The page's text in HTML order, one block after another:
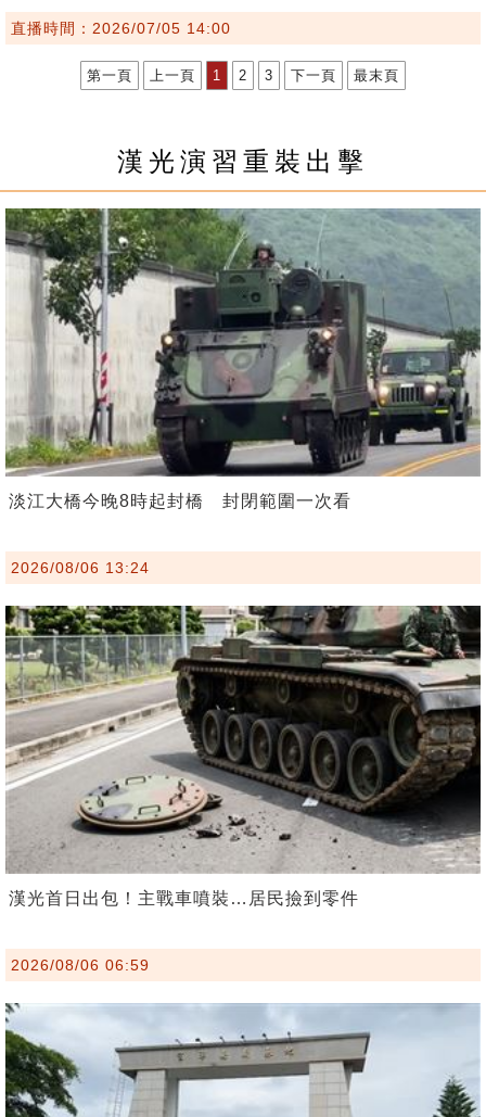
直播時間：2026/07/05 14:00
第一頁 上一頁 1 2 3 下一頁 最末頁
漢光演習重裝出擊
淡江大橋今晚8時起封橋 封閉範圍一次看
2026/08/06 13:24
漢光首日出包！主戰車噴裝…居民撿到零件
2026/08/06 06:59